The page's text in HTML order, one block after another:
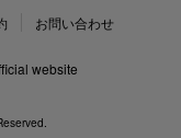
お問い合わせ
website